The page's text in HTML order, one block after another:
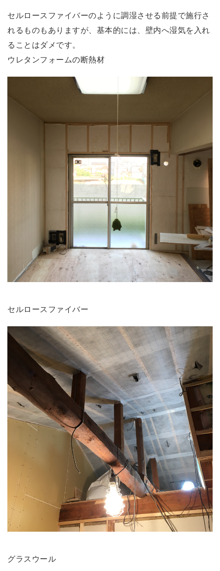
セルロースファイバーのように調湿させる前提で施行さ
れるものもありますが、基本的には、壁内へ湿気を入れ
ることはダメです。
ウレタンフォームの断熱材
セルロースファイバー
グラスウール